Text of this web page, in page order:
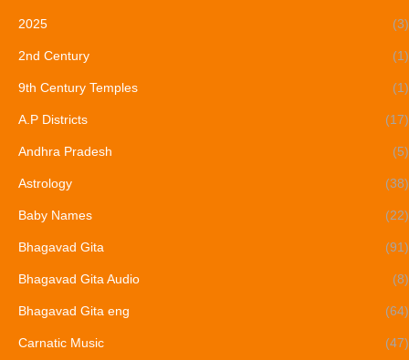
2025 (3)
2nd Century (1)
9th Century Temples (1)
A.P Districts (17)
Andhra Pradesh (5)
Astrology (38)
Baby Names (22)
Bhagavad Gita (91)
Bhagavad Gita Audio (8)
Bhagavad Gita eng (64)
Carnatic Music (47)